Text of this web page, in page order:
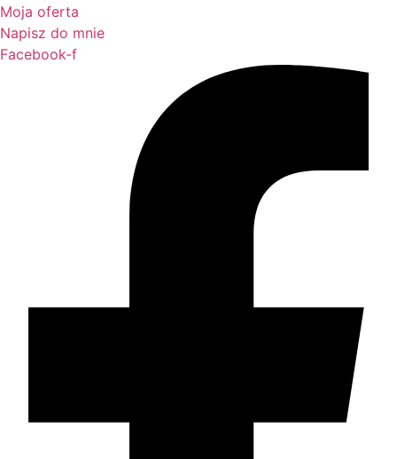
Moja oferta
Napisz do mnie
Facebook-f